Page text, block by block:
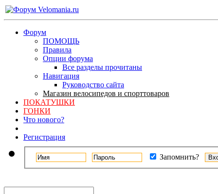
Форум
ПОМОЩЬ
Правила
Опции форума
Все разделы прочитаны
Навигация
Руководство сайта
Магазин велосипедов и спорттоваров
ПОКАТУШКИ
ГОНКИ
Что нового?
Регистрация
Запомнить?